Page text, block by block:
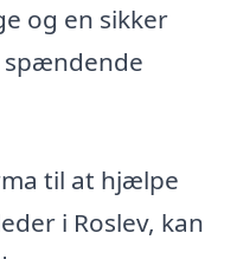
og en sikker
til at hjælpe
i Roslev, kan